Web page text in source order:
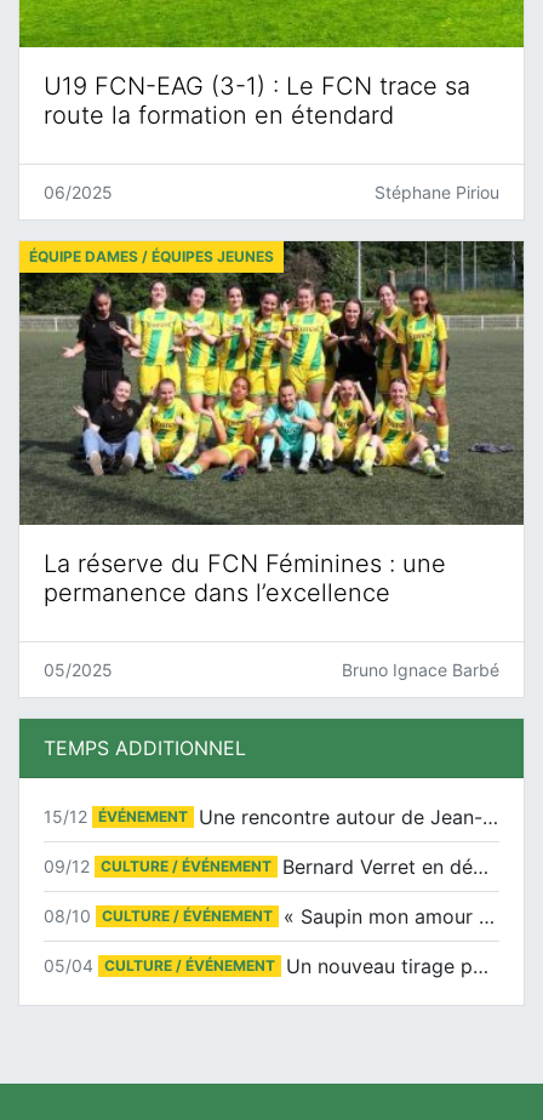
U19 FCN-EAG (3-1) : Le FCN trace sa
route la formation en étendard
06/2025 Stéphane Piriou
La réserve du FCN Féminines : une
permanence dans l’excellence
ÉQUIPE DAMES / ÉQUIPES JEUNES
05/2025 Bruno Ignace Barbé
TEMPS ADDITIONNEL
15/12 ÉVÉNEMENT Une rencontre autour de Jean-Claude Suaudeau
09/12 CULTURE / ÉVÉNEMENT Bernard Verret en dédicaces le samedi 13 décembre à l’Espace Culturel Atlantis
08/10 CULTURE / ÉVÉNEMENT « Saupin mon amour » au salon du livre de Trentemoult
05/04 CULTURE / ÉVÉNEMENT Un nouveau tirage pour le Docu-BD